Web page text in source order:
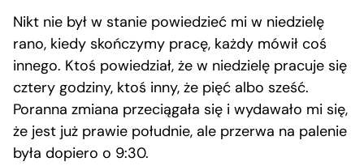
Nikt nie był w stanie powiedzieć mi w niedzielę
rano, kiedy skończymy pracę, każdy mówił coś
innego. Ktoś powiedział, że w niedzielę pracuje się
cztery godziny, ktoś inny, że pięć albo sześć.
Poranna zmiana przeciągała się i wydawało mi się,
że jest już prawie południe, ale przerwa na palenie
była dopiero o 9:30.